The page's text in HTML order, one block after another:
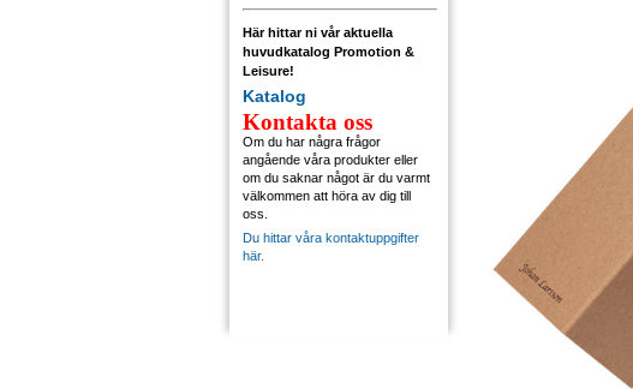
Här hittar ni vår aktuella
huvudkatalog Promotion &
Leisure!
Katalog
Kontakta oss
Om du har några frågor
angående våra produkter eller
om du saknar något är du varmt
välkommen att höra av dig till
oss.
Du hittar våra kontaktuppgifter
här.